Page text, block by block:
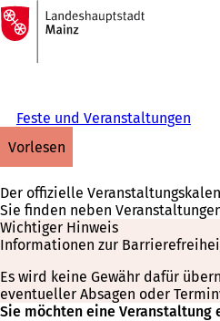
Inhalt anspringen
Zur
Startseite
Feste und Veranstaltungen
vorlesen
Der offizielle
Sie finden neben
Wichtiger Hinweis
Informationen zur
Es wird keine Gewähr dafür
eventueller Absagen oder
Sie möchten eine Veranstaltung